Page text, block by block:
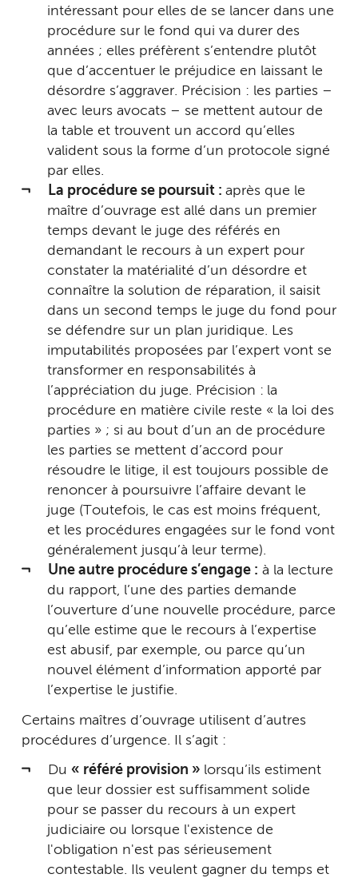
intéressant pour elles de se lancer dans une
procédure sur le fond qui va durer des
années ; elles préfèrent s’entendre plutôt
que d’accentuer le préjudice en laissant le
désordre s’aggraver. Précision : les parties –
avec leurs avocats – se mettent autour de
la table et trouvent un accord qu’elles
valident sous la forme d’un protocole signé
par elles.
La procédure se poursuit : après que le
maître d’ouvrage est allé dans un premier
temps devant le juge des référés en
demandant le recours à un expert pour
constater la matérialité d’un désordre et
connaître la solution de réparation, il saisit
dans un second temps le juge du fond pour
se défendre sur un plan juridique. Les
imputabilités proposées par l’expert vont se
transformer en responsabilités à
l’appréciation du juge. Précision : la
procédure en matière civile reste « la loi des
parties » ; si au bout d’un an de procédure
les parties se mettent d’accord pour
résoudre le litige, il est toujours possible de
renoncer à poursuivre l’affaire devant le
juge (Toutefois, le cas est moins fréquent,
et les procédures engagées sur le fond vont
généralement jusqu’à leur terme).
Une autre procédure s’engage : à la lecture
du rapport, l’une des parties demande
l’ouverture d’une nouvelle procédure, parce
qu’elle estime que le recours à l’expertise
est abusif, par exemple, ou parce qu’un
nouvel élément d’information apporté par
l’expertise le justifie.
Certains maîtres d’ouvrage utilisent d’autres
procédures d’urgence. Il s’agit :
Du « référé provision » lorsqu’ils estiment
que leur dossier est suffisamment solide
pour se passer du recours à un expert
judiciaire ou lorsque l'existence de
l'obligation n'est pas sérieusement
contestable. Ils veulent gagner du temps et